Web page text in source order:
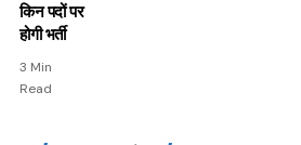
किन पदों पर
होगी भर्ती
3 Min
Read
15 नवंबर से लागू होंगे